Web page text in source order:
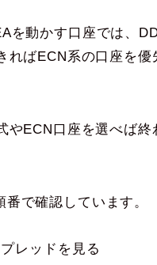
を動かす口座では、
ればECN系の口座を優
やECN口座を選べば終
で確認しています。
レッドを見る